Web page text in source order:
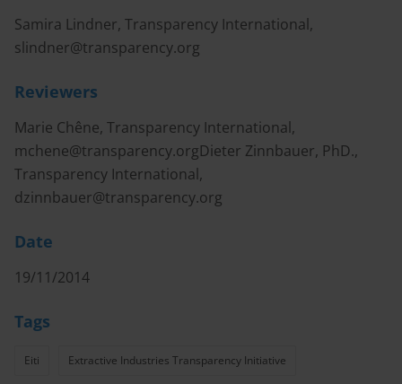
Samira Lindner, Transparency International,
slindner@transparency.org
Reviewers
Marie Chêne, Transparency International,
mchene@transparency.orgDieter Zinnbauer, PhD.,
Transparency International,
dzinnbauer@transparency.org
Date
19/11/2014
Tags
Eiti Extractive Industries Transparency Initiative